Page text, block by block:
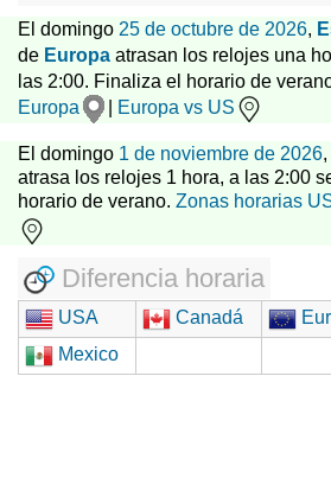
El domingo 25 de octubre de 2026,
de Europa atrasan los relojes una
las 2:00. Finaliza el horario de
Europa
Europa vs US
El domingo 1 de noviembre de 2026,
atrasa los relojes 1 hora, a las 2:00
horario de verano. Zonas horarias
Diferencia horaria
USA Canadá
Mexico